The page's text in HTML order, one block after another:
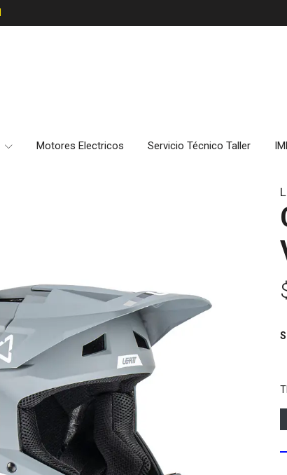
Motores Electricos Servicio Técnico Taller